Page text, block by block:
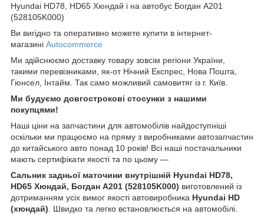
Hyundai HD78, HD65 Хюндай і на автобус Богдан А201
(528105K000)
Ви вигідно та оперативно можете купити в інтернет-
магазині Autocommerce
Ми здійснюємо доставку товару зовсім регіони України,
такими перевізниками, як-от Нічний Експрес, Нова Пошта,
Гюнсел, Інтайм. Так само можливий самовитяг із г. Київ.
Ми будуємо довгострокові стосунки з нашими
покупцями!
Наші ціни на запчастини для автомобілів найдоступніші
оскільки ми працюємо на пряму з виробниками автозапчастин
до китайського авто понад 10 років! Всі наші постачальники
мають сертифікати якості та по цьому —
Сальник задньої маточини внутрішній Hyundai HD78,
HD65 Хюндай, Богдан А201 (528105K000) виготовлений із
дотриманням усіх вимог якості автовиробника Hyundai HD
(хюндай) . Швидко та легко встановлюється на автомобілі.